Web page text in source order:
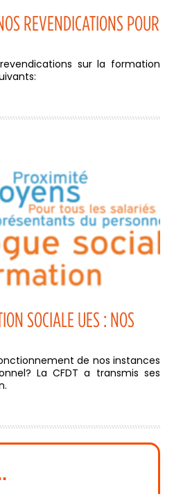
REVENDICATIONS POUR
sur la formation
SOCIALE UES : NOS
de nos instances
La CFDT a transmis ses